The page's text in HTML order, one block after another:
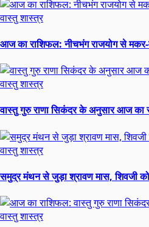
वास्तु शास्त्र
आज का राशिफल: नीचभंग राजयोग से मकर-
वास्तु शास्त्र
वास्तु गुरु राणा सिकंदर के अनुसार आज का
वास्तु शास्त्र
समुद्र मंथन से जुड़ा श्रावण मास, शिवजी को
वास्तु शास्त्र